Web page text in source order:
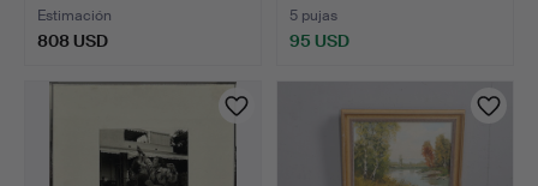
Estimación
808 USD
5 pujas
95 USD